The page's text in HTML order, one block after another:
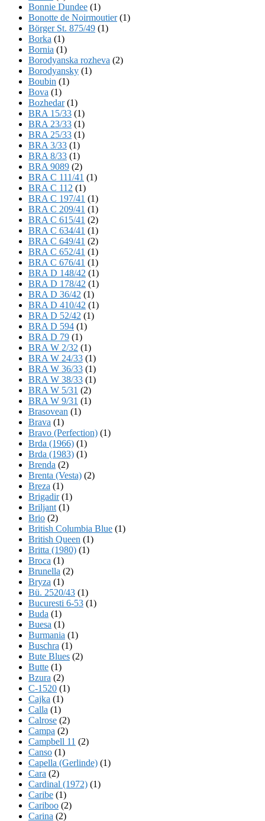
Bonnie Dundee (1)
Bonotte de Noirmoutier(1)
Börger St. 875/49 (1)
Borka (1)
Bornia (1)
Borodyanska rozheva (2)
Borodyansky (1)
Boubin (1)
Bova (1)
Bozhedar(1)
BRA 15/33 (1)
BRA 23/33 (1)
BRA 25/33 (1)
BRA 3/33 (1)
BRA 8/33 (1)
BRA 9089 (2)
BRA C 111/41 (1)
BRA C 112 (1)
BRA C 197/41 (1)
BRA C 209/41 (1)
BRA C 615/41 (2)
BRA C 634/41 (1)
BRA C 649/41 (2)
BRA C 652/41 (1)
BRA C 676/41 (1)
BRA D 148/42 (1)
BRA D 178/42 (1)
BRA D 36/42 (1)
BRA D 410/42 (1)
BRA D 52/42 (1)
BRA D 594 (1)
BRA D 79 (1)
BRA W 2/32 (1)
BRA W 24/33 (1)
BRA W 36/33 (1)
BRA W 38/33 (1)
BRA W 5/31 (2)
BRA W 9/31 (1)
Brasovean (1)
Brava (1)
Bravo (Perfection) (1)
Brda (1966) (1)
Brda (1983) (1)
Brenda (2)
Brenta (Vesta) (2)
Breza (1)
Brigadir(1)
Briljant (1)
Brio (2)
British Columbia Blue (1)
British Queen (1)
Britta (1980) (1)
Broca (1)
Brunella (2)
Bryza (1)
Bü. 2520/43 (1)
Bucuresti 6-53 (1)
Buda (1)
Buesa (1)
Burmania (1)
Buschra (1)
Bute Blues (2)
Butte (1)
Bzura (2)
C-1520 (1)
Cajka (1)
Calla (1)
Calrose (2)
Campa (2)
Campbell 11 (2)
Canso (1)
Capella (Gerlinde) (1)
Cara (2)
Cardinal (1972) (1)
Caribe (1)
Cariboo (2)
Carina (2)